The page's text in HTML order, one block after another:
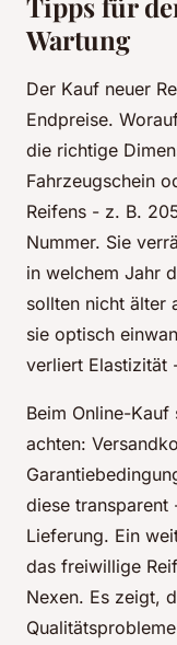
Wartung
Der Kauf neuer
Endpreise.
die richtige
Fahrzeugschein
Reifens - z. B.
Nummer. Sie
in welchem Jahr
sollten nicht älter
sie optisch
verliert Elastizität
Beim Online-
achten:
diese
Lieferung. Ein
das freiwillige
Nexen. Es zeigt,